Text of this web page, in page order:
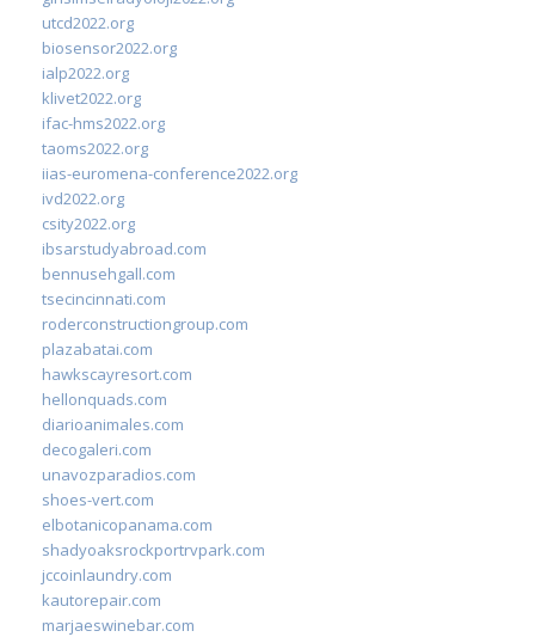
utcd2022.org
biosensor2022.org
ialp2022.org
klivet2022.org
ifac-hms2022.org
taoms2022.org
iias-euromena-conference2022.org
ivd2022.org
csity2022.org
ibsarstudyabroad.com
bennusehgall.com
tsecincinnati.com
roderconstructiongroup.com
plazabatai.com
hawkscayresort.com
hellonquads.com
diarioanimales.com
decogaleri.com
unavozparadios.com
shoes-vert.com
elbotanicopanama.com
shadyoaksrockportrvpark.com
jccoinlaundry.com
kautorepair.com
marjaeswinebar.com